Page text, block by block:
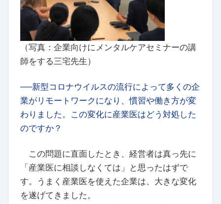
（写真：企業向けにメンタルケアセミナーの講
師をする三宅先生）
──新型コロナウイルスの流行によって多くの企
業がリモートワークになり、慣習や働き方が変
わりました。この変化に産業医はどう対処した
のですか？
この問題に直面したとき、経営者は真っ先に
「産業医に相談しなくては」と思ったはずで
す。うまく産業医を使えた企業は、大きな変化
を遂げてきました。